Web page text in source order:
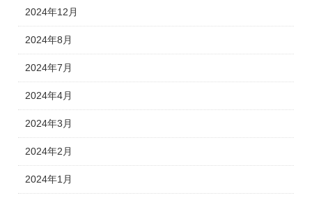
2024年12月
2024年8月
2024年7月
2024年4月
2024年3月
2024年2月
2024年1月